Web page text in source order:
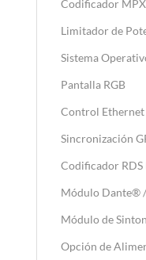
Codificador
Limitador de
Sistema
Pantalla RGB
Control Ethernet
Sincronización
Codificador
Módulo Dante®
Módulo de
Opción de